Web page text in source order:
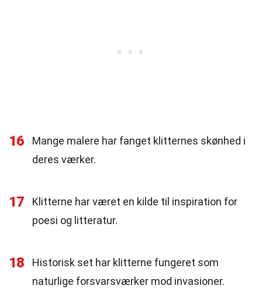
16
Mange malere har fanget klitternes skønhed i
deres værker.
17
Klitterne har været en kilde til inspiration for
poesi og litteratur.
18
Historisk set har klitterne fungeret som
naturlige forsvarsværker mod invasioner.